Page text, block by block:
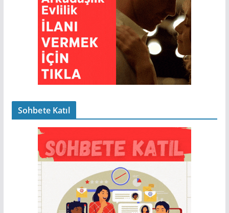
Sohbete Katıl